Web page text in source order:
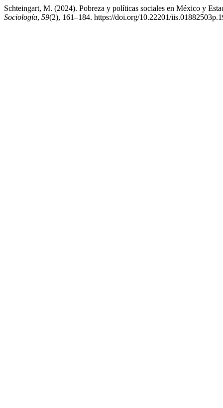
Schteingart, M. (2024). Pobreza y políticas sociales en México y
Sociología, 59(2), 161–184. https://doi.org/10.22201/